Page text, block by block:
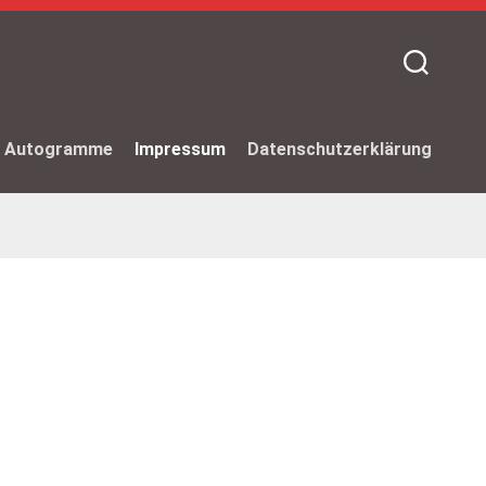
Autogramme Impressum Datenschutzerklärung